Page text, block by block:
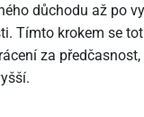
důchodu až po
Tímto krokem se
za